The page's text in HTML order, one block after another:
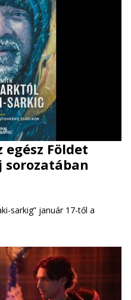
Földet
sorozatában
sarkig” január 17-től a